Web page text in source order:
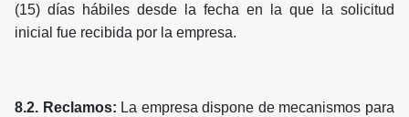
(15) días hábiles desde la fecha en la que la solicitud
inicial fue recibida por la empresa.
8.2. Reclamos: La empresa dispone de mecanismos para